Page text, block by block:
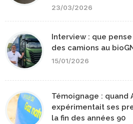
23/03/2026
Interview : que
des camions au
15/01/2026
Témoignage : quand
expérimentait ses
la fin des années 90